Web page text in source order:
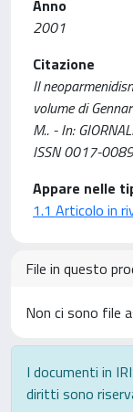
Anno
2001
Citazione
Il
volume di
M.. - In:
ISSN 0017-
Appare nelle
1.1 Articolo in
File in questo
Non ci sono file
I documenti in
diritti sono